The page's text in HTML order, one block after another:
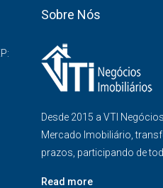
Sobre Nós
Desde 2015 a VTI
Mercado Imobiliário,
prazos, participando de
Read more